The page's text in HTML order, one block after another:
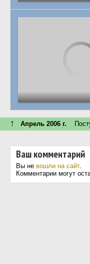
↑ Апрель 2006 г.
Ваш комментарий
Вы не вошли на сайт.
Комментарии могут